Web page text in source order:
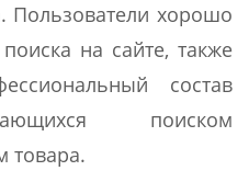
Пользователи хорошо
на сайте, также
состав
поиском
товара.